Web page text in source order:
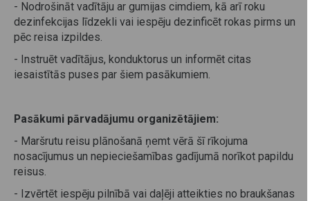
- Nodrošināt vadītāju ar gumijas cimdiem, kā arī roku
dezinfekcijas līdzekli vai iespēju dezinficēt rokas pirms un
pēc reisa izpildes.
- Instruēt vadītājus, konduktorus un informēt citas
iesaistītās puses par šiem pasākumiem.
Pasākumi pārvadājumu organizētājiem:
- Maršrutu reisu plānošanā ņemt vērā šī rīkojuma
nosacījumus un nepieciešamības gadījumā norīkot papildu
reisus.
- Izvērtēt iespēju pilnībā vai daļēji atteikties no braukšanas